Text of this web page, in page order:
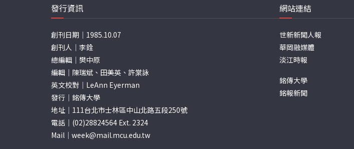
發行資訊
創刊日期｜1985.10.07
創刊人｜李銓
總編輯｜樊中原
編輯｜陳瑞斌、田美英、許棠詠
英文校對｜LeAnn Eyerman
發行｜銘傳大學
地址｜111台北市士林區中山北路五段250號
電話｜(02)28824564 Ext. 2324
Mail｜ week@mail.mcu.edu.tw
網站連結
世新新聞人報
華岡融媒體
淡江時報
銘傳大學
銘報新聞